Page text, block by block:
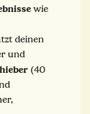
wie
deinen
und
(40